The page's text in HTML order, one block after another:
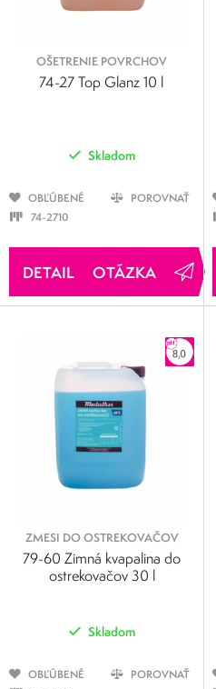
OŠETRENIE POVRCHOV
74-27 Top Glanz 10 l
Skladom
OBĽÚBENÉ
POROVNAŤ
74-2710
OTÁZKA
ZMESI DO OSTREKOVAČOV
79-60 Zimná kvapalina do
ostrekovačov 30 l
Skladom
OBĽÚBENÉ
POROVNAŤ